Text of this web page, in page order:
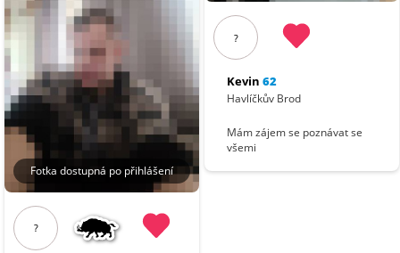
Fotka dostupná po přihlášení
?
?
Kevin 62
Havlíčkův Brod
Mám zájem se poznávat se
všemi